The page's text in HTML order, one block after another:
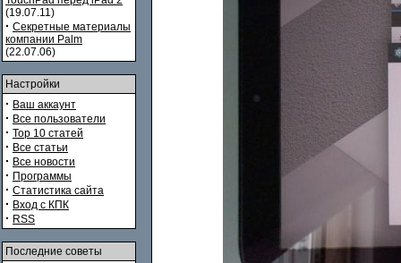
(19.07.11)
· Секретные материалы
компании Palm
(22.07.06)
Настройки
· Ваш аккаунт
· Все пользователи
· Top 10 статей
· Все статьи
· Все новости
· Программы
· Статистика сайта
· Вход с КПК
· RSS
Последние советы